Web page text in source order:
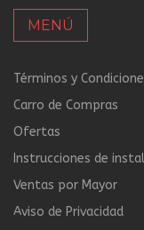
MENÚ
Términos y
Carro de Compras
Ofertas
Instrucciones de
Ventas por Mayor
Aviso de Privacidad